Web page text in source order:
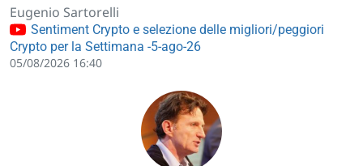
Eugenio Sartorelli
Sentiment Crypto e selezione delle migliori/peggiori
Crypto per la Settimana -5-ago-26
05/08/2026 16:40